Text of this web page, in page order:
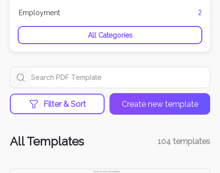
Employment 2
All Categories
Filter & Sort Create new template
All Templates 104 templates